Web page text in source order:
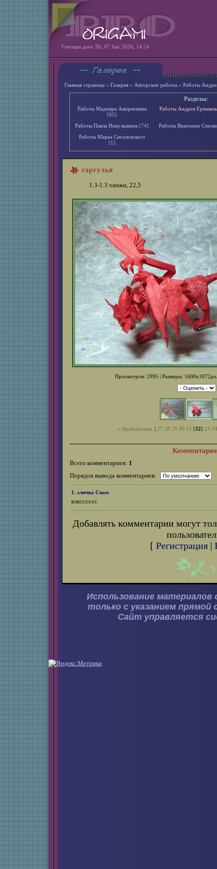
Текущая дата: Пт, 07 Авг 2026, 14:24
Главная страница » Галерея » Авторские работы » Работы
Разделы:
Работы Мадияра Амеркешева
[65]
Работы Андрея
Работы Павла Никульшина [74]
Работы Виктории
Работы Марка Сигаловского
[1]
гаргулья
1.3-1.3 ханжи, 22,5
Просмотров: 2995 | Размеры:
« Предыдущая 27 28 29 30 31 [32] 33 34
Всего комментариев: 1
Порядок вывода комментариев:
1. эличка Спам
класссссс
Добавлять комментарии могут
[ Регистрация |
Использование материалов
только с указанием прямой
Сайт управляется